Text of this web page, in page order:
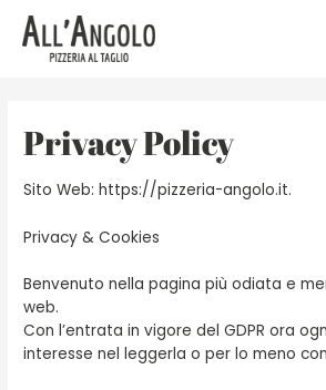
Privacy Policy
Sito Web: https://pizzeria-angolo.it.
Privacy & Cookies
Benvenuto nella pagina più odiata e
web.
Con l’entrata in vigore del GDPR ora
interesse nel leggerla o per lo meno